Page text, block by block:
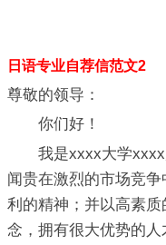
日语专业自荐信范文2
尊敬的领导：
你们好！
我是xxxx大学xxxx
闻贵在激烈的市场竞
利的精神；并以高素
念，拥有很大优势的人